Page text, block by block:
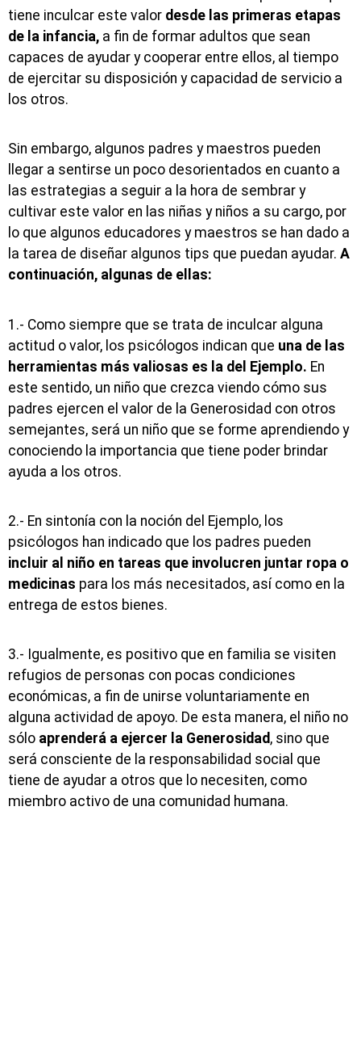
tiene inculcar este valor desde las primeras etapas
de la infancia, a fin de formar adultos que sean
capaces de ayudar y cooperar entre ellos, al tiempo
de ejercitar su disposición y capacidad de servicio a
los otros.
Sin embargo, algunos padres y maestros pueden
llegar a sentirse un poco desorientados en cuanto a
las estrategias a seguir a la hora de sembrar y
cultivar este valor en las niñas y niños a su cargo, por
lo que algunos educadores y maestros se han dado a
la tarea de diseñar algunos tips que puedan ayudar. A
continuación, algunas de ellas:
1.- Como siempre que se trata de inculcar alguna
actitud o valor, los psicólogos indican que una de las
herramientas más valiosas es la del Ejemplo. En
este sentido, un niño que crezca viendo cómo sus
padres ejercen el valor de la Generosidad con otros
semejantes, será un niño que se forme aprendiendo y
conociendo la importancia que tiene poder brindar
ayuda a los otros.
2.- En sintonía con la noción del Ejemplo, los
psicólogos han indicado que los padres pueden
incluir al niño en tareas que involucren juntar ropa o
medicinas para los más necesitados, así como en la
entrega de estos bienes.
3.- Igualmente, es positivo que en familia se visiten
refugios de personas con pocas condiciones
económicas, a fin de unirse voluntariamente en
alguna actividad de apoyo. De esta manera, el niño no
sólo aprenderá a ejercer la Generosidad , sino que
será consciente de la responsabilidad social que
tiene de ayudar a otros que lo necesiten, como
miembro activo de una comunidad humana.